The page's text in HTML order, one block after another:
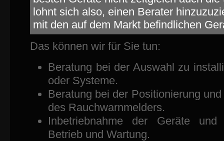
lohnt sich also, einen Berater
mit den auf dem Markt befindlichen
Das können wir für Sie tun:
Beratung bei der Auswahl zu
oder Systeme.
Beratung bei der Positionierung
des Rauchwarnmelders.
Inbetriebnahme der Geräte
Betrieb und Wartung.